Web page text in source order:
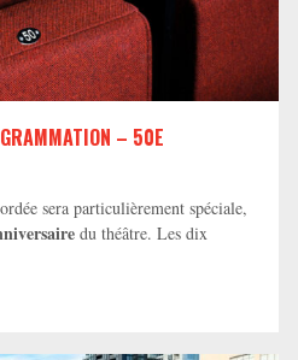
– 50E
sera particulièrement spéciale,
du théâtre. Les dix